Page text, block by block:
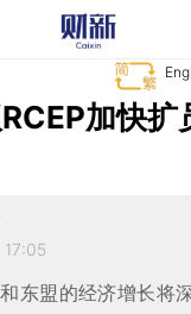
加快扩
东盟的经济增长将